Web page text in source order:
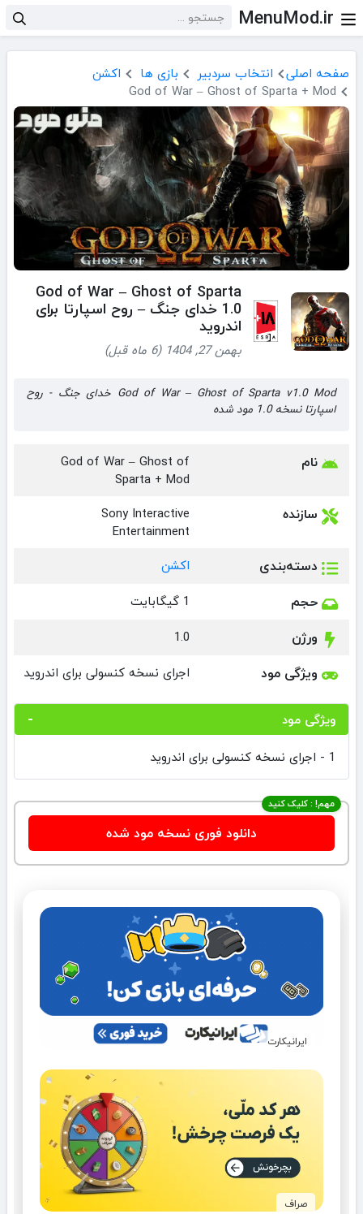
MenuMod.ir
صفحه اصلی انتخاب سردبیر بازی ها
اکشن
God of War – Ghost of Sparta + Mod
God of War – Ghost of Sparta
1.0 خدای جنگ – روح اسپارتا برای
اندروید
بهمن 27, 1404 (6 ماه قبل)
God of War – Ghost of Sparta v1.0 Mod خدای جنگ - روح
اسپارتا نسخه 1.0 مود شده
نام
God of War – Ghost of
Sparta + Mod
سازنده
Sony Interactive
Entertainment
دسته‌بندی اکشن
حجم 1 گیگابایت
ورژن 1.0
ویژگی مود اجرای نسخه کنسولی برای اندروید
ویژگی مود
1 - اجرای نسخه کنسولی برای اندروید
مهم! : کلیک کنید
دانلود فوری نسخه مود شده
ایرانیکارت
صراف